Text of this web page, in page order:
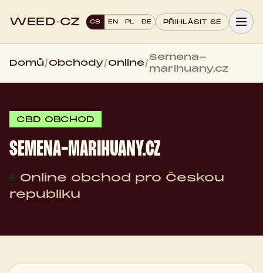
WEED·CZ CS EN PL DE PŘIHLÁSIT SE
Domů/Obchody/Online/
Semena-
marihuany.cz
CBD OBCHOD
SEMENA-MARIHUANY.CZ
🌐Online obchod pro Českou
republiku